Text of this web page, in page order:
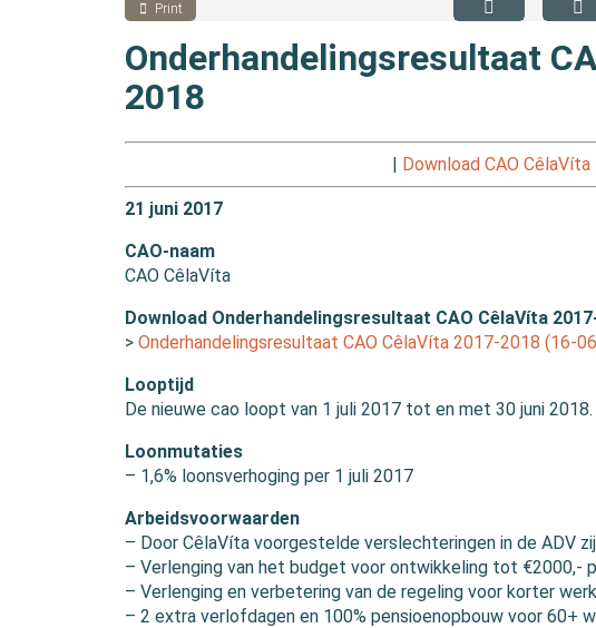
Print
Onderhandelingsresultaat
2018
| Download CAO CêlaVíta
21 juni 2017
CAO-naam
CAO CêlaVíta
Download Onderhandelingsresultaat CAO CêlaVíta
> Onderhandelingsresultaat CAO CêlaVíta 2017-2018 (16-
Looptijd
De nieuwe cao loopt van 1 juli 2017 tot en met 30 juni 2018.
Loonmutaties
– 1,6% loonsverhoging per 1 juli 2017
Arbeidsvoorwaarden
– Door CêlaVíta voorgestelde verslechteringen in de ADV
– Verlenging van het budget voor ontwikkeling tot €2000,-
– Verlenging en verbetering van de regeling voor korter
– 2 extra verlofdagen en 100% pensioenopbouw voor 60+